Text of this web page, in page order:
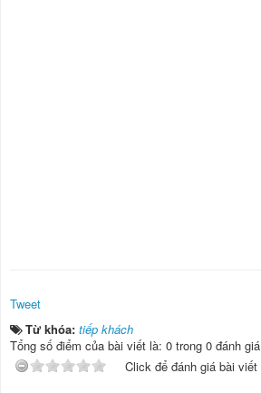
Tweet
Từ khóa: tiếp khách
Tổng số điểm của bài viết là: 0 trong 0 đánh giá
Click để đánh giá bài viết